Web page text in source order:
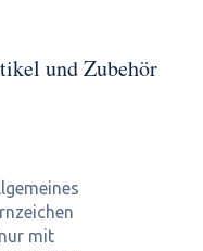
und Zubehör